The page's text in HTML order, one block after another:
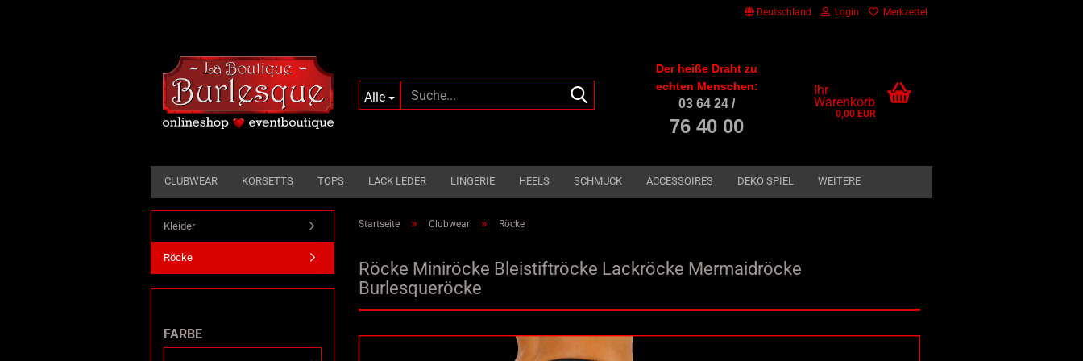
Deutschland Login Merkzettel
Alle
Der heiße Draht zu
echten Menschen:
03 64 24 /
76 40 00
Ihr
Warenkorb
0,00 EUR
CLUBWEAR KORSETTS TOPS LACK LEDER LINGERIE HEELS SCHMUCK ACCESSOIRES DEKO SPIEL WEITERE
Startseite » Clubwear » Röcke
Röcke Miniröcke Bleistiftröcke Lackröcke Mermaidröcke
Burlesqueröcke
Kleider
Röcke
FARBE
FARBE